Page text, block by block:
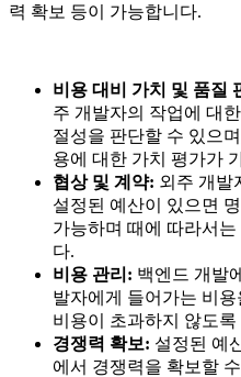
력 확보 등이 가능합니다.
비용 대비 가치 및 품질
주 개발자의 작업에 대
절성을 판단할 수 있으
용에 대한 가치 평가가
협상 및 계약: 외주 개발
설정된 예산이 있으면
가능하며 때에 따라서
다.
비용 관리: 백엔드 개발
발자에게 들어가는 비
비용이 초과하지 않도
경쟁력 확보: 설정된 예
에서 경쟁력을 확보할